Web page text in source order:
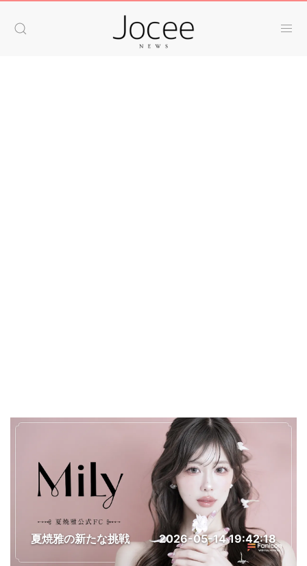
夏焼雅の新たな挑戦 2026-05-14 19:42:18